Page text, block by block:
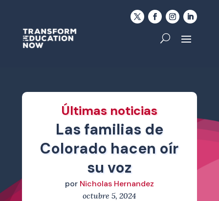
Últimas noticias
Las familias de
Colorado hacen oír
su voz
por Nicholas Hernandez
octubre 5, 2024